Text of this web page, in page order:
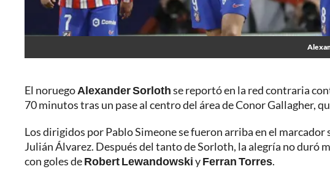
El noruegoAlexander Sorlothse reportó en la red contraria
70 minutos tras un pase al centro del área de Conor Gallagher,
Los dirigidos por Pablo Simeone se fueron arriba en el
Julián Álvarez. Después del tanto deSorloth, la alegría no duró
con goles deRobert LewandowskiyFerran Torres.